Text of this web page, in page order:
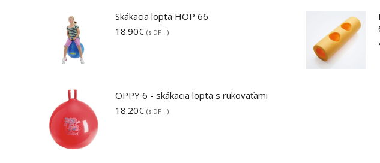
Skákacia lopta HOP 66
18.90€ (s DPH)
OPPY 6 - skákacia lopta s rukoväťami
18.20€ (s DPH)